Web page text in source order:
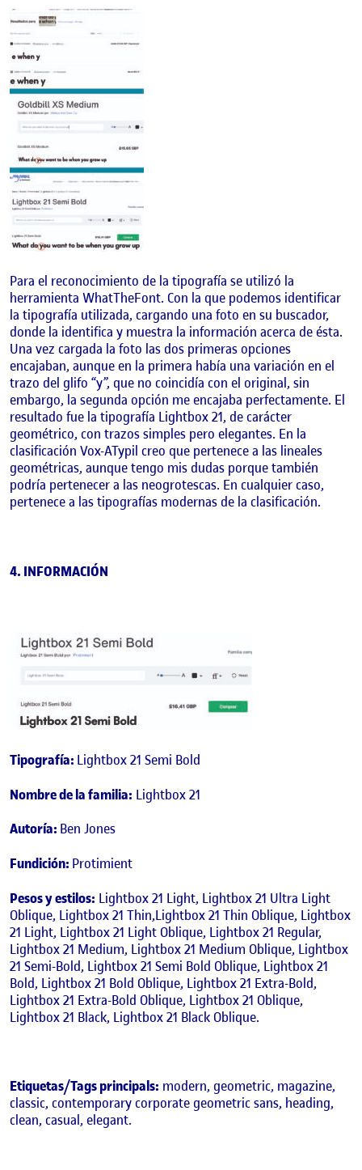
Para el reconocimiento de la tipografía se utilizó la
herramienta WhatTheFont. Con la que podemos identificar
la tipografía utilizada, cargando una foto en su buscador,
donde la identifica y muestra la información acerca de ésta.
Una vez cargada la foto las dos primeras opciones
encajaban, aunque en la primera había una variación en el
trazo del glifo “y”, que no coincidía con el original, sin
embargo, la segunda opción me encajaba perfectamente. El
resultado fue la tipografía Lightbox 21, de carácter
geométrico, con trazos simples pero elegantes. En la
clasificación Vox-ATypil creo que pertenece a las lineales
geométricas, aunque tengo mis dudas porque también
podría pertenecer a las neogrotescas. En cualquier caso,
pertenece a las tipografías modernas de la clasificación.
4. INFORMACIÓN
Tipografía: Lightbox 21 Semi Bold
Nombre de la familia: Lightbox 21
Autoría: Ben Jones
Fundición: Protimient
Pesos y estilos: Lightbox 21 Light, Lightbox 21 Ultra Light
Oblique, Lightbox 21 Thin,Lightbox 21 Thin Oblique, Lightbox
21 Light, Lightbox 21 Light Oblique, Lightbox 21 Regular,
Lightbox 21 Medium, Lightbox 21 Medium Oblique, Lightbox
21 Semi-Bold, Lightbox 21 Semi Bold Oblique, Lightbox 21
Bold, Lightbox 21 Bold Oblique, Lightbox 21 Extra-Bold,
Lightbox 21 Extra-Bold Oblique, Lightbox 21 Oblique,
Lightbox 21 Black, Lightbox 21 Black Oblique.
Etiquetas/Tags principals: modern, geometric, magazine,
classic, contemporary corporate geometric sans, heading,
clean, casual, elegant.